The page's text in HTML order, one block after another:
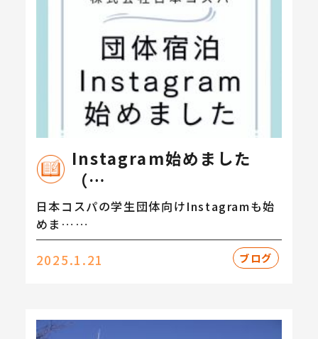
Instagram始めました
（…
日本コスパの学生団体向けInstagramも始
めま……
2025.1.21 ブログ